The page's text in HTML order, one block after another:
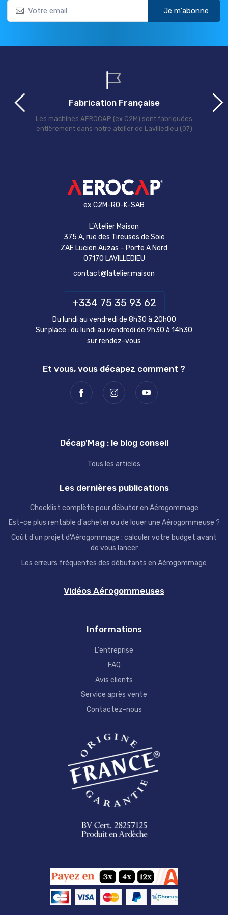
Je m'abonne
Fabrication Française
Les machines AEROCAP (ex C2M) sont fabriquées
entièrement dans notre atelier de Lavilledieu (07)
ex C2M-RO-K-SAB
L'Atelier Maison
375 A, rue des Tireuses de Soie
ZAE Lucien Auzas – Porte A Nord
07170 LAVILLEDIEU
contact@latelier.maison
+334 75 35 93 62
Du lundi au vendredi de 8h30 à 20h00
Sur place : du lundi au vendredi de 9h30 à 14h30
sur rendez-vous
Et vous, vous décapez comment ?
Décap'Mag : le blog conseil
Tous les articles
Les dernières publications
Checklist complète pour débuter en Aérogommage
Est-ce plus rentable d'acheter ou de louer une Aérogommeuse ?
Coût d'un projet d'Aérogommage : calculer votre budget avant
de vous lancer
Les erreurs fréquentes des débutants en Aérogommage
Vidéos Aérogommeuses
Informations
L'entreprise
FAQ
Avis clients
Service après vente
Contactez-nous